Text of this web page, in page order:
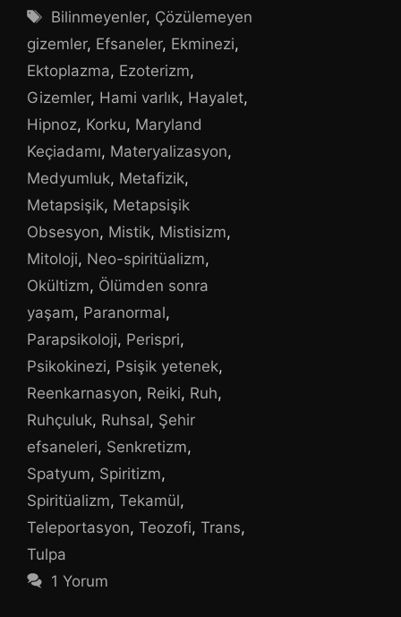
Etiketler
Bilinmeyenler, Çözülemeyen
gizemler, Efsaneler, Ekminezi,
Ektoplazma, Ezoterizm,
Gizemler, Hami varlık, Hayalet,
Hipnoz, Korku, Maryland
Keçiadamı, Materyalizasyon,
Medyumluk, Metafizik,
Metapsişik, Metapsişik
Obsesyon, Mistik, Mistisizm,
Mitoloji, Neo-spiritüalizm,
Okültizm, Ölümden sonra
yaşam, Paranormal,
Parapsikoloji, Perispri,
Psikokinezi, Psişik yetenek,
Reenkarnasyon, Reiki, Ruh,
Ruhçuluk, Ruhsal, Şehir
efsaneleri, Senkretizm,
Spatyum, Spiritizm,
Spiritüalizm, Tekamül,
Teleportasyon, Teozofi, Trans,
Tulpa
1 Yorum